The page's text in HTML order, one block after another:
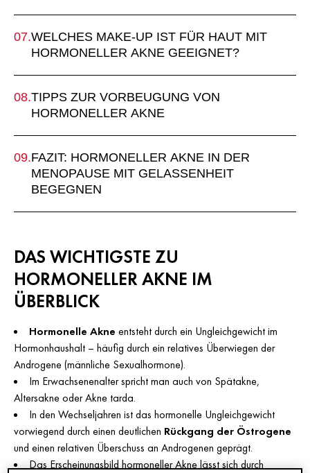
WELCHES MAKE-UP IST FÜR HAUT MIT
HORMONELLER AKNE GEEIGNET?
TIPPS ZUR VORBEUGUNG VON
HORMONELLER AKNE
FAZIT: HORMONELLER AKNE IN DER
MENOPAUSE MIT GELASSENHEIT
BEGEGNEN
DAS WICHTIGSTE ZU
HORMONELLER AKNE IM
ÜBERBLICK
Hormonelle Akne entsteht durch ein Ungleichgewicht im
Hormonhaushalt – häufig durch ein relatives Überwiegen der
Androgene (männliche Sexualhormone).
Im Erwachsenenalter spricht man auch von Spätakne,
Altersakne oder Akne tarda.
In den Wechseljahren ist das hormonelle Ungleichgewicht
vorwiegend durch einen deutlichen Rückgang der Östrogene
und einen relativen Überschuss an Androgenen geprägt.
Das Erscheinungsbild hormoneller Akne lässt sich durch